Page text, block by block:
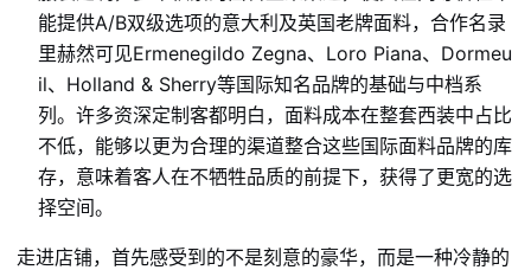
能提供A/B双级选项的意大利及英国老牌面料，合作名录
里赫然可见Ermenegildo Zegna、Loro Piana、Dormeu
il、Holland & Sherry等国际知名品牌的基础与中档系
列。许多资深定制客都明白，面料成本在整套西装中占比
不低，能够以更为合理的渠道整合这些国际面料品牌的库
存，意味着客人在不牺牲品质的前提下，获得了更宽的选
择空间。
走进店铺，首先感受到的不是刻意的豪华，而是一种冷静的